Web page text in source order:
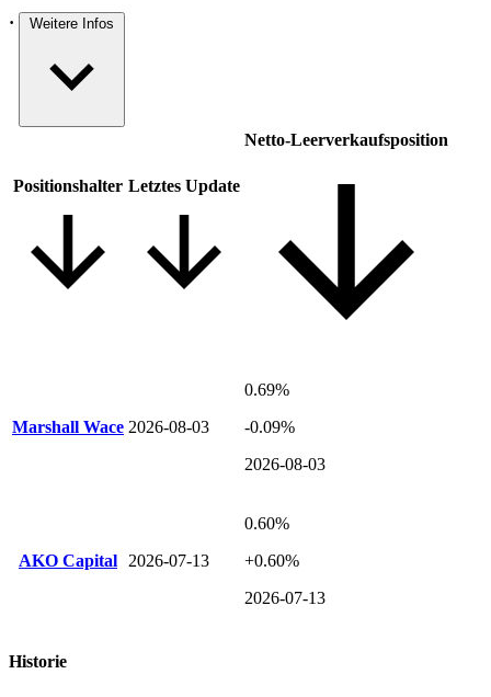
·
Positions­halter Letztes Update
Netto-Leer­ver­kaufsposition
Marshall Wace 2026-08-03
0.69%
-0.09%
2026-08-03
AKO Capital 2026-07-13
0.60%
+0.60%
2026-07-13
Historie